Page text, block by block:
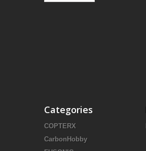
Categories
COPTERX
CarbonHobby